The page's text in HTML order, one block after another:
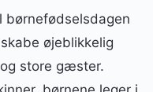
børnefødselsdagen
øjeblikkelig
store gæster.